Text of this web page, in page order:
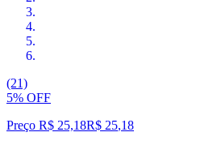
(21)
5% OFF
Preço R$ 25,18R$ 25,18